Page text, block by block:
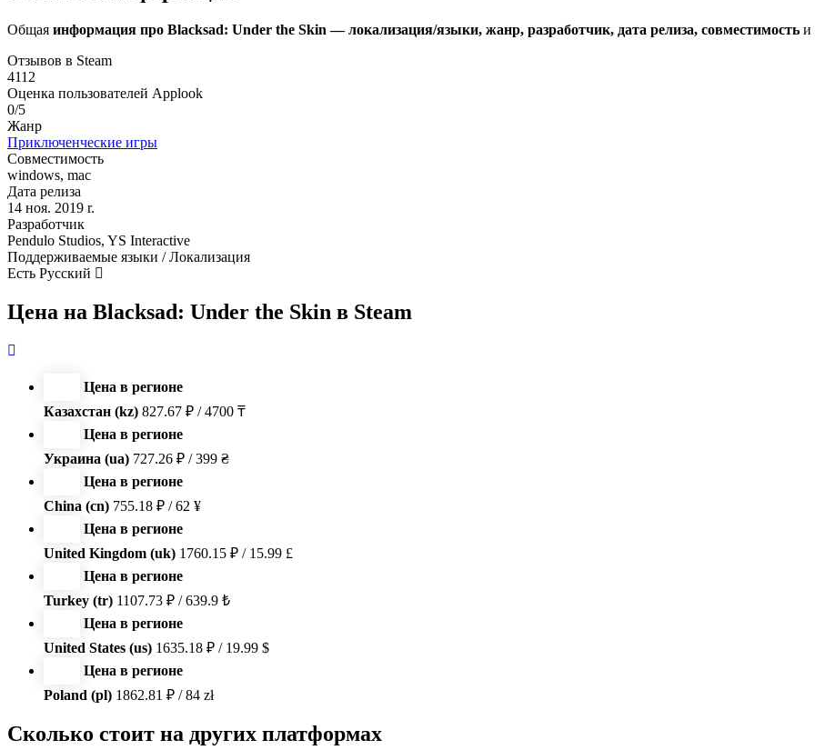
Общая информация про Blacksad: Under the Skin — локализация/языки, жанр, разработчик, дата релиза, совместимость и
Отзывов в Steam
4112
Оценка пользователей Applook
0/5
Жанр
Приключенческие игры
Совместимость
windows, mac
Дата релиза
14 ноя. 2019 r.
Разработчик
Pendulo Studios, YS Interactive
Поддерживаемые языки / Локализация
Есть Русский
Цена на Blacksad: Under the Skin в Steam
Цена в регионе
Казахстан (kz) 827.67 ₽ / 4700 ₸
Цена в регионе
Украина (ua) 727.26 ₽ / 399 ₴
Цена в регионе
China (cn) 755.18 ₽ / 62 ¥
Цена в регионе
United Kingdom (uk) 1760.15 ₽ / 15.99 £
Цена в регионе
Turkey (tr) 1107.73 ₽ / 639.9 ₺
Цена в регионе
United States (us) 1635.18 ₽ / 19.99 $
Цена в регионе
Poland (pl) 1862.81 ₽ / 84 zł
Сколько стоит на других платформах